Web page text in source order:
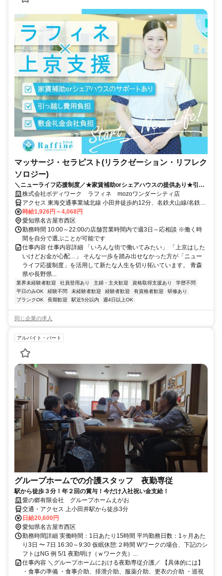
マッサージ・セラピスト(リラクゼーション・リフレク
ソロジー)
＼ニューライフ応援制度／★家賃補助orシェアハウスの提供あり★引越
費用負担 新しい地で新しい人生を♪
株式会社ボディワーク ラフィネ mozoワンダーシティ店
アクセス 東海交通事業城北線 小田井徒歩約12分、名鉄犬山線/名鉄名
古屋本線 上小田井北口徒歩約13分、名古屋市営鶴舞線 上小田井北口
徒歩約13分 最寄駅：小田井駅
時給1,926円～4,068円
愛知県名古屋市西区
勤務時間 10:00～22:00の店舗営業時間内で週3日～応相談 ※働く時
間を自分で選ぶことが可能です
仕事内容 仕事内容詳細 「いろんな街で働いてみたい」 「上京はした
いけどお金が心配…」 そんな一歩を踏み出せなかった方が「ニュー
ライフ応援制度」を活用して新たな人生を切り拓いています。 青森
県や長野県...
業界未経験者歓迎 社員登用あり 主婦・主夫歓迎 資格取得支援あり
学歴不問
平日のみOK
経験不問 未経験者歓迎 経験者歓迎 有資格者歓迎
研修あり
ブランクOK
長期歓迎 駅近5分以内 週4日以上OK
同じ企業の求人
アルバイト・パート
グループホームでの介護スタッフ 夜勤専従
駅から徒歩３分！年２回の賞与！今だけ入社祝い金支給！
愛の郷有限会社 グループホームえがお
交通・アクセス 上小田井駅から徒歩3分
日給20,600円
愛知県名古屋市西区
勤務時間詳細 実働時間：1日あたり15時間 平均勤務日数：1ヶ月あた
り3日 〜 7日 16:30～9:30 仮眠休憩:２時間 Wワークの場合、下記のシ
フトはNG 例 5/1 夜勤明け（ｗワーク先）...
仕事内容 ＼グループホームにおける夜勤専従介護／ 【具体的には】
・食事の準備 ・食事介助、排泄介助、服薬介助、更衣の介助 ・巡視